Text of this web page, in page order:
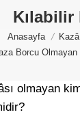
Kılabilir
Anasayfa
Borcu
olmayan